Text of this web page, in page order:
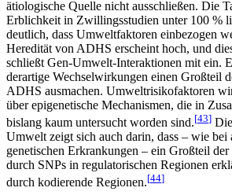
ätiologische Quelle nicht ausschließen. Die
Erblichkeit in Zwillingsstudien unter 100 %
deutlich, dass Umweltfaktoren einbezogen
Heredität von ADHS erscheint hoch, und
schließt Gen-Umwelt-Interaktionen mit ein.
derartige Wechselwirkungen einen Großteil
ADHS ausmachen. Umweltrisikofaktoren
über epigenetische Mechanismen, die in
bislang kaum untersucht worden sind.[43]
Umwelt zeigt sich auch darin, dass – wie bei
genetischen Erkrankungen – ein Großteil
durch SNPs in regulatorischen Regionen
durch kodierende Regionen.[44]